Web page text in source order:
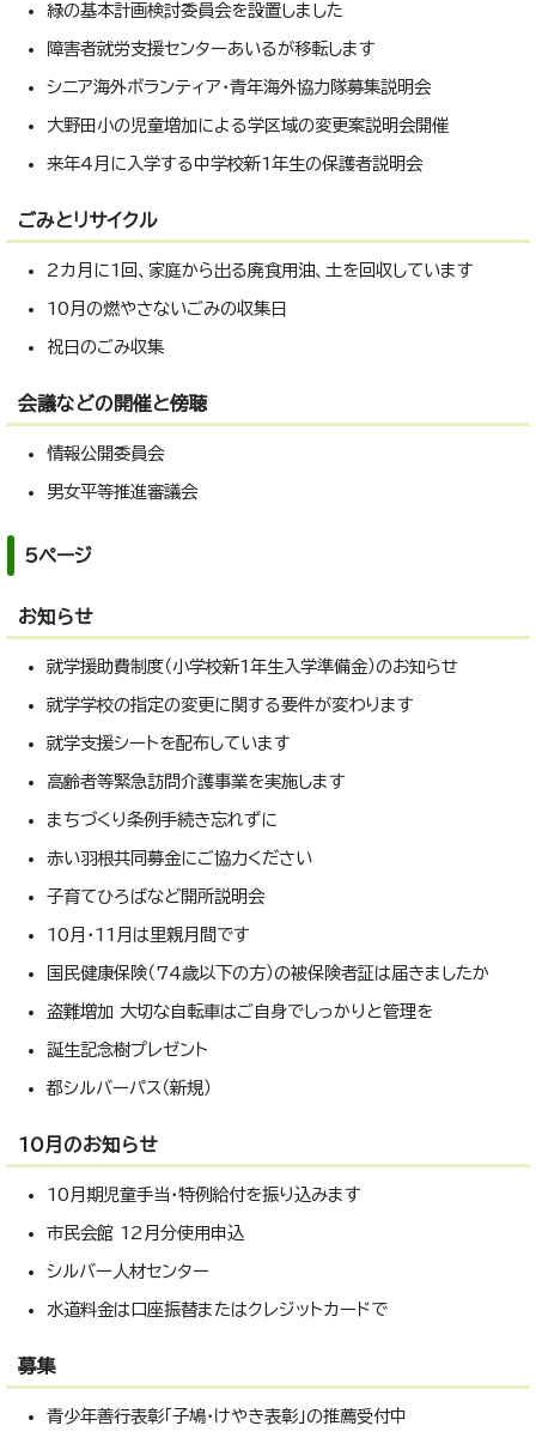
緑の基本計画検討委員会を設置しました
障害者就労支援センターあいるが移転します
シニア海外ボランティア・青年海外協力隊募集説明会
大野田小の児童増加による学区域の変更案説明会開催
来年4月に入学する中学校新1年生の保護者説明会
ごみとリサイクル
2カ月に1回、家庭から出る廃食用油、土を回収しています
10月の燃やさないごみの収集日
祝日のごみ収集
会議などの開催と傍聴
情報公開委員会
男女平等推進審議会
5ページ
お知らせ
就学援助費制度（小学校新1年生入学準備金）のお知らせ
就学学校の指定の変更に関する要件が変わります
就学支援シートを配布しています
高齢者等緊急訪問介護事業を実施します
まちづくり条例手続き忘れずに
赤い羽根共同募金にご協力ください
子育てひろばなど開所説明会
10月・11月は里親月間です
国民健康保険（74歳以下の方）の被保険者証は届きましたか
盗難増加 大切な自転車はご自身でしっかりと管理を
誕生記念樹プレゼント
都シルバーパス（新規）
10月のお知らせ
10月期児童手当・特例給付を振り込みます
市民会館 12月分使用申込
シルバー人材センター
水道料金は口座振替またはクレジットカードで
募集
青少年善行表彰「子鳩・けやき表彰」の推薦受付中